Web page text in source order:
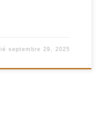
septembre 29, 2025